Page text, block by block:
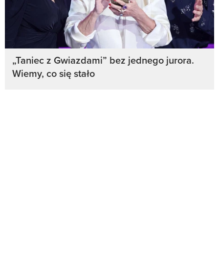
„Taniec z Gwiazdami” bez jednego jurora.
Wiemy, co się stało